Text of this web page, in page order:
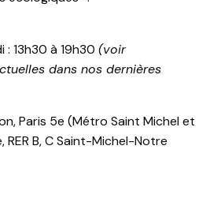
: 13h30 à 19h30 (voir
dans nos dernières
Paris 5e (Métro Saint Michel et
B, C Saint-Michel-Notre